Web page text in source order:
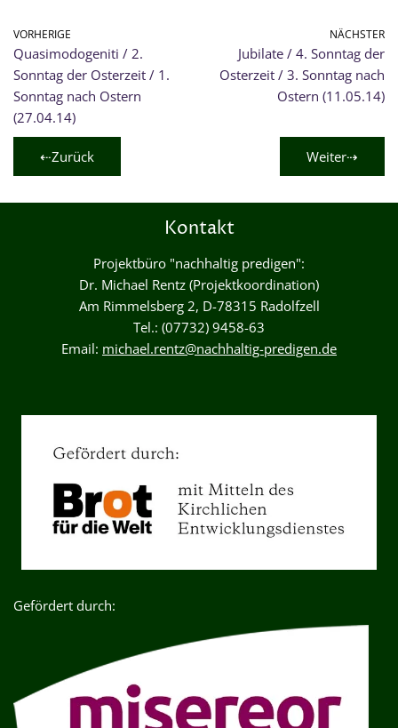
VORHERIGE
Quasimodogeniti / 2.
Sonntag der Osterzeit / 1.
Sonntag nach Ostern
(27.04.14)
NÄCHSTER
Jubilate / 4. Sonntag der
Osterzeit / 3. Sonntag nach
Ostern (11.05.14)
⇠Zurück Weiter⇢
Kontakt
Projektbüro "nachhaltig predigen":
Dr. Michael Rentz (Projektkoordination)
Am Rimmelsberg 2, D-78315 Radolfzell
Tel.: (07732) 9458-63
Email: michael.rentz@nachhaltig-predigen.de
Gefördert durch: